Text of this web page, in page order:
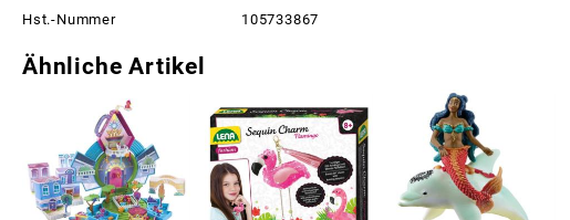
Hst.-Nummer
105733867
Ähnliche Artikel